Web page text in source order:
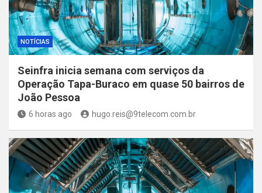
NOTÍCIAS
Seinfra inicia semana com serviços da
Operação Tapa-Buraco em quase 50 bairros de
João Pessoa
6 horas ago hugo.reis@9telecom.com.br